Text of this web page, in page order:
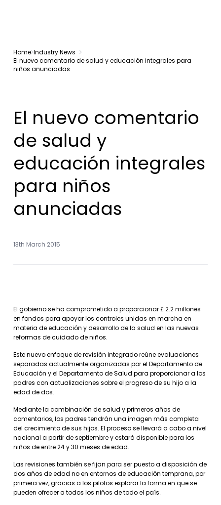
Home Industry News
El nuevo comentario de salud y educación integrales para
niños anunciadas
El nuevo comentario
de salud y
educación integrales
para niños
anunciadas
13th March 2015
El gobierno se ha comprometido a proporcionar £ 2.2 millones
en fondos para apoyar los controles unidas en marcha en
materia de educación y desarrollo de la salud en las nuevas
reformas de cuidado de niños.
Este nuevo enfoque de revisión integrado reúne evaluaciones
separadas actualmente organizadas por el Departamento de
Educación y el Departamento de Salud para proporcionar a los
padres con actualizaciones sobre el progreso de su hijo a la
edad de dos.
Mediante la combinación de salud y primeros años de
comentarios, los padres tendrán una imagen más completa
del crecimiento de sus hijos. El proceso se llevará a cabo a nivel
nacional a partir de septiembre y estará disponible para los
niños de entre 24 y 30 meses de edad.
Las revisiones también se fijan para ser puesto a disposición de
dos años de edad no en entornos de educación temprana, por
primera vez, gracias a los pilotos explorar la forma en que se
pueden ofrecer a todos los niños de todo el país.